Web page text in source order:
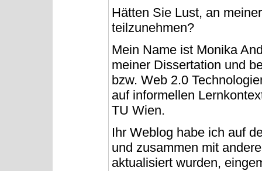
Hätten Sie Lust, an
teilzunehmen?
Mein Name ist Monika
meiner Dissertation und
bzw. Web 2.0
auf informellen
TU Wien.
Ihr Weblog habe ich auf
und zusammen mit
aktualisiert wurden,